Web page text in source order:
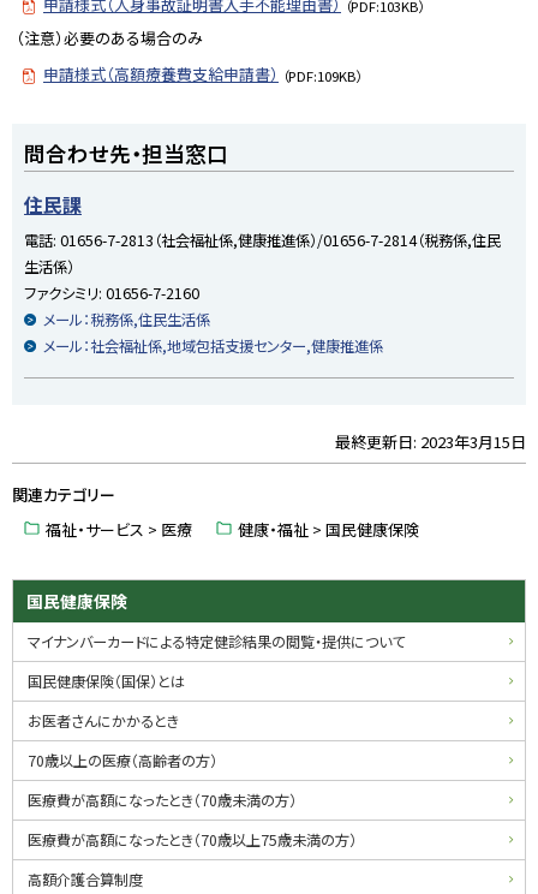
（PDF:103KB）
（注意）必要のある場合のみ
申請様式（高額療養費支給申請書） （PDF:109KB）
に
戻
る
問合わせ先・担当窓口
住民課
電話: 01656-7-2813（社会福祉係,健康推進係）/01656-7-2814（税務係,住民
生活係）
ファクシミリ: 01656-7-2160
メール：税務係,住民生活係
メール：社会福祉係,地域包括支援センター,健康推進係
ッ
プ
に
る
最終更新日: 2023年3月15日
関連カテゴリー
福祉・サービス > 医療
健康・福祉 > 国民健康保険
サ
イ
ド
メ
ニ
ュ
ー
国民健康保険
マイナンバーカードによる特定健診結果の閲覧・提供について
国民健康保険（国保）とは
お医者さんにかかるとき
70歳以上の医療（高齢者の方）
医療費が高額になったとき（70歳未満の方）
医療費が高額になったとき（70歳以上75歳未満の方）
高額介護合算制度